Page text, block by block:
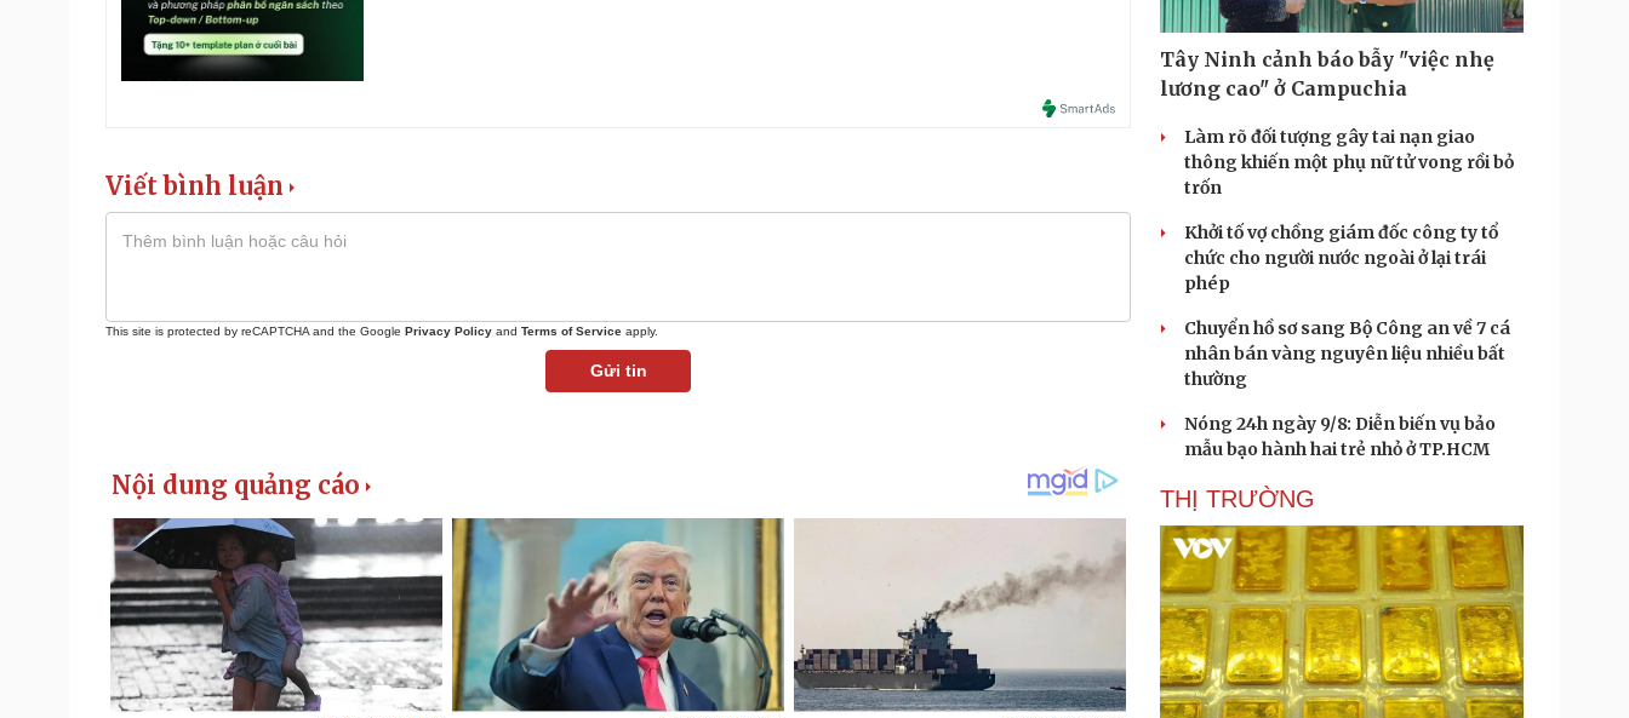
Viết bình luận
This site is protected by reCAPTCHA and the Google Privacy Policy and Terms of Service apply.
Gửi tin
Tây Ninh cảnh báo bẫy "việc nhẹ
lương cao" ở Campuchia
Làm rõ đối tượng gây tai nạn giao
thông khiến một phụ nữ tử vong rồi bỏ
trốn
Khởi tố vợ chồng giám đốc công ty tổ
chức cho người nước ngoài ở lại trái
phép
Chuyển hồ sơ sang Bộ Công an về 7 cá
nhân bán vàng nguyên liệu nhiều bất
thường
Nóng 24h ngày 9/8: Diễn biến vụ bảo
mẫu bạo hành hai trẻ nhỏ ở TP.HCM
THỊ TRƯỜNG